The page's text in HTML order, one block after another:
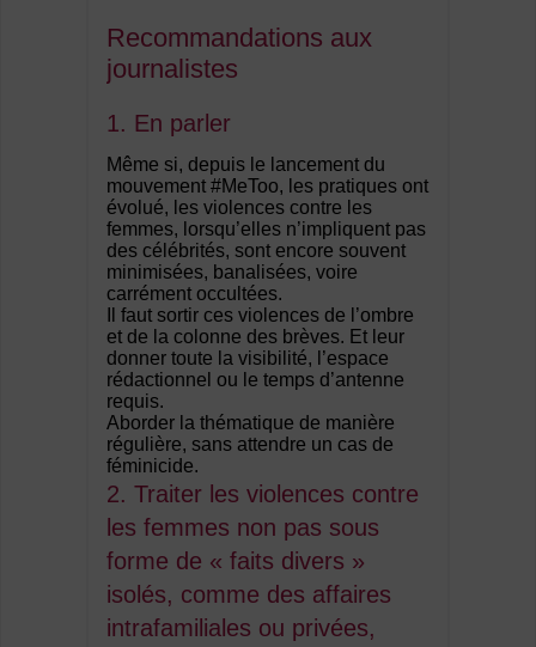
Recommandations aux
journalistes
1. En parler
Même si, depuis le lancement du
mouvement #MeToo, les pratiques ont
évolué, les violences contre les
femmes, lorsqu’elles n’impliquent pas
des célébrités, sont encore souvent
minimisées, banalisées, voire
carrément occultées.
Il faut sortir ces violences de l’ombre
et de la colonne des brèves. Et leur
donner toute la visibilité, l’espace
rédactionnel ou le temps d’antenne
requis.
Aborder la thématique de manière
régulière, sans attendre un cas de
féminicide.
2. Traiter les violences contre
les femmes non pas sous
forme de « faits divers »
isolés, comme des affaires
intrafamiliales ou privées,